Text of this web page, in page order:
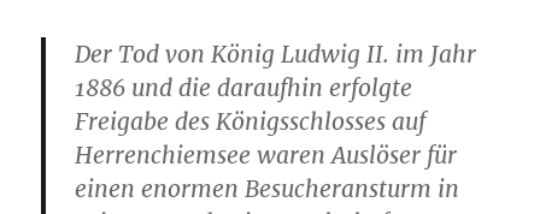
Der Tod von König Ludwig II. im Jahr
1886 und die daraufhin erfolgte
Freigabe des Königsschlosses auf
Herrenchiemsee waren Auslöser für
einen enormen Besucheransturm in